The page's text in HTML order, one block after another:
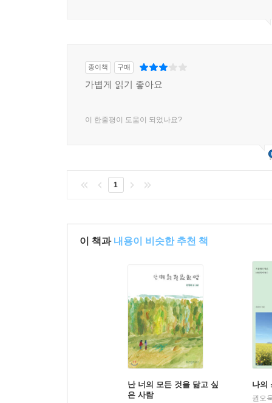
종이책 구매
가볍게 읽기 좋아요
이 한줄평이 도움이 되었나요?
1
이 책과 내용이 비슷한 추천 책
난 너의 모든 것을 닮고 싶
은 사람
나의
권오